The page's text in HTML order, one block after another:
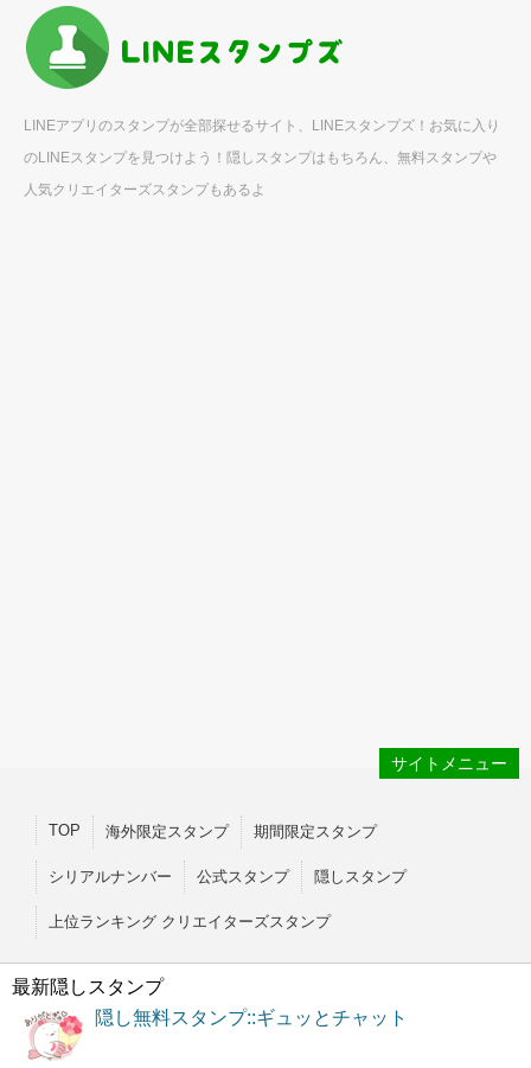
LINEアプリのスタンプが全部探せるサイト、LINEスタンプズ！お気に入り
のLINEスタンプを見つけよう！隠しスタンプはもちろん、無料スタンプや
人気クリエイターズスタンプもあるよ
サイトメニュー
TOP 海外限定スタンプ 期間限定スタンプ
シリアルナンバー 公式スタンプ 隠しスタンプ
上位ランキング クリエイターズスタンプ
最新隠しスタンプ
隠し無料スタンプ::ギュッとチャット